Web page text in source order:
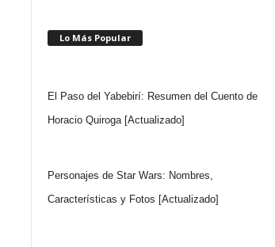
Lo Más Popular
El Paso del Yabebirí: Resumen del Cuento de
Horacio Quiroga [Actualizado]
Personajes de Star Wars: Nombres,
Características y Fotos [Actualizado]